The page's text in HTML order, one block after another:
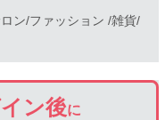
ン/ファッション /雑貨/
ン後に